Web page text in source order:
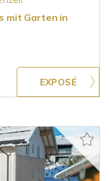
mit Garten in